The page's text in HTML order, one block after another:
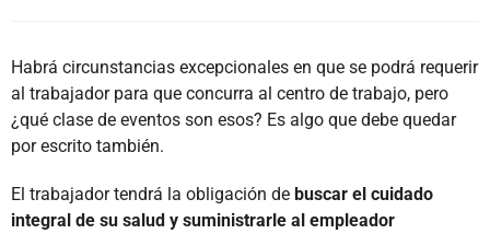
Habrá circunstancias excepcionales en que se podrá requerir
al trabajador para que concurra al centro de trabajo, pero
¿qué clase de eventos son esos? Es algo que debe quedar
por escrito también.
El trabajador tendrá la obligación de buscar el cuidado
integral de su salud y suministrarle al empleador